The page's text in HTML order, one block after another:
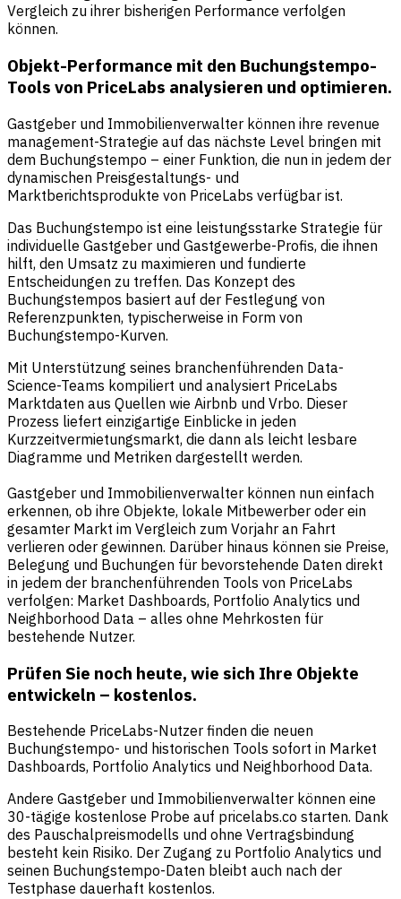
Vergleich zu ihrer bisherigen Performance verfolgen
können.
Objekt-Performance mit den Buchungstempo-
Tools von PriceLabs analysieren und optimieren.
Gastgeber und Immobilienverwalter können ihre revenue
management-Strategie auf das nächste Level bringen mit
dem Buchungstempo – einer Funktion, die nun in jedem der
dynamischen Preisgestaltungs- und
Marktberichtsprodukte von PriceLabs verfügbar ist.
Das Buchungstempo ist eine leistungsstarke Strategie für
individuelle Gastgeber und Gastgewerbe-Profis, die ihnen
hilft, den Umsatz zu maximieren und fundierte
Entscheidungen zu treffen. Das Konzept des
Buchungstempos basiert auf der Festlegung von
Referenzpunkten, typischerweise in Form von
Buchungstempo-Kurven.
Mit Unterstützung seines branchenführenden Data-
Science-Teams kompiliert und analysiert PriceLabs
Marktdaten aus Quellen wie Airbnb und Vrbo. Dieser
Prozess liefert einzigartige Einblicke in jeden
Kurzzeitvermietungsmarkt, die dann als leicht lesbare
Diagramme und Metriken dargestellt werden.
Gastgeber und Immobilienverwalter können nun einfach
erkennen, ob ihre Objekte, lokale Mitbewerber oder ein
gesamter Markt im Vergleich zum Vorjahr an Fahrt
verlieren oder gewinnen. Darüber hinaus können sie Preise,
Belegung und Buchungen für bevorstehende Daten direkt
in jedem der branchenführenden Tools von PriceLabs
verfolgen: Market Dashboards, Portfolio Analytics und
Neighborhood Data – alles ohne Mehrkosten für
bestehende Nutzer.
Prüfen Sie noch heute, wie sich Ihre Objekte
entwickeln – kostenlos.
Bestehende PriceLabs-Nutzer finden die neuen
Buchungstempo- und historischen Tools sofort in Market
Dashboards, Portfolio Analytics und Neighborhood Data.
Andere Gastgeber und Immobilienverwalter können eine
30-tägige kostenlose Probe auf pricelabs.co starten. Dank
des Pauschalpreismodells und ohne Vertragsbindung
besteht kein Risiko. Der Zugang zu Portfolio Analytics und
seinen Buchungstempo-Daten bleibt auch nach der
Testphase dauerhaft kostenlos.